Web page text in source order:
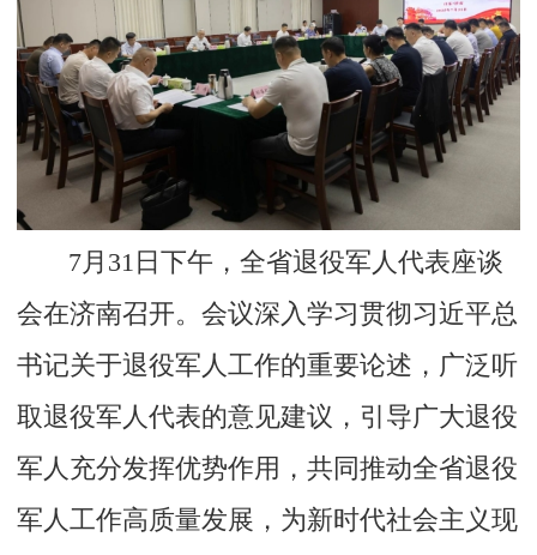
7月31日下午，全省退役军人代表座谈
会在济南召开。会议深入学习贯彻习近平总
书记关于退役军人工作的重要论述，广泛听
取退役军人代表的意见建议，引导广大退役
军人充分发挥优势作用，共同推动全省退役
军人工作高质量发展，为新时代社会主义现